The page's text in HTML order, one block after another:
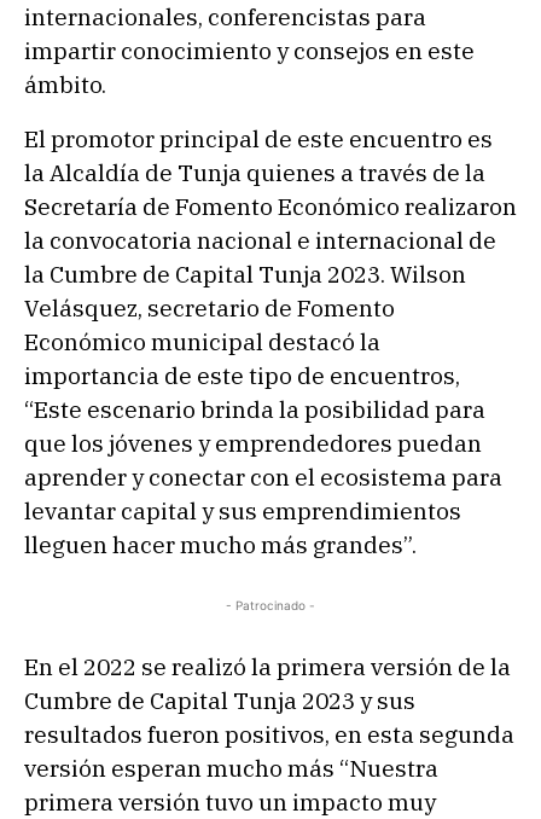
internacionales, conferencistas para
impartir conocimiento y consejos en este
ámbito.
El promotor principal de este encuentro es
la Alcaldía de Tunja quienes a través de la
Secretaría de Fomento Económico realizaron
la convocatoria nacional e internacional de
la Cumbre de Capital Tunja 2023. Wilson
Velásquez, secretario de Fomento
Económico municipal destacó la
importancia de este tipo de encuentros,
“Este escenario brinda la posibilidad para
que los jóvenes y emprendedores puedan
aprender y conectar con el ecosistema para
levantar capital y sus emprendimientos
lleguen hacer mucho más grandes”.
- Patrocinado -
En el 2022 se realizó la primera versión de la
Cumbre de Capital Tunja 2023 y sus
resultados fueron positivos, en esta segunda
versión esperan mucho más “Nuestra
primera versión tuvo un impacto muy